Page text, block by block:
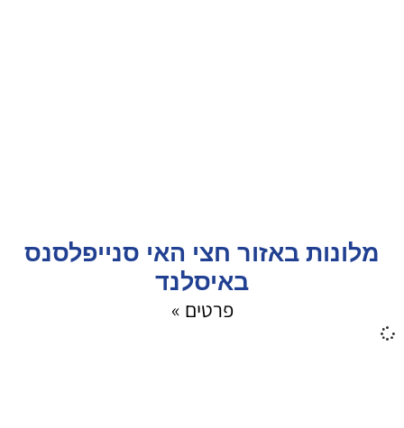
מלונות באזור חצי האי סנייפלסנס
באיסלנד
פרטים »